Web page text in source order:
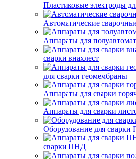
Пластиковые электроды
Автоматические
Аппараты для
сварки внахлест
для сварки геомембраны
Аппараты для сварки
Аппараты для сварки
Оборудование для
сварки ПНД